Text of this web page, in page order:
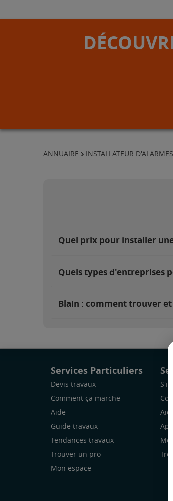
ANNUAIRE INSTALLATEUR D'ALARMES
Quel prix pour installer
Quels types d'entreprises
Blain : comment trouver
Services Particuliers
Devis travaux
Comment ça marche
Aide
Guide travaux
Tendances travaux
Trouver un pro
Mon espace
Aide